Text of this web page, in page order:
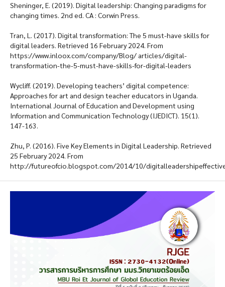
Sheninger, E. (2019). Digital leadership: Changing paradigms for
changing times. 2nd ed. CA : Corwin Press.
Tran, L. (2017). Digital transformation: The 5 must-have skills for
digital leaders. Retrieved 16 February 2024. From
https://www.inloox.com/company/Blog/ articles/digital-
transformation-the-5-must-have-skills-for-digital-leaders
Wycliff. (2019). Developing teachers’ digital competence:
Approaches for art and design teacher educators in Uganda.
International Journal of Education and Development using
Information and Communication Technology (IJEDICT). 15(1).
147-163.
Zhu, P. (2016). Five Key Elements in Digital Leadership. Retrieved
25 February 2024. From
http://futureofcio.blogspot.com/2014/10/